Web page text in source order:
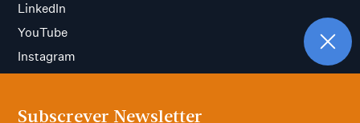
Subscrever Newsletter
LinkedIn
YouTube
Instagram
Termos e condições